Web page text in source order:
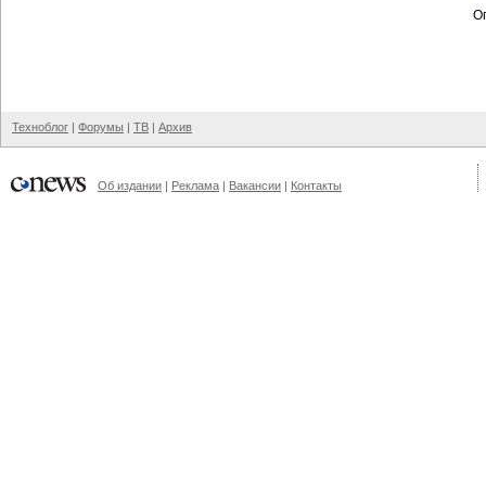
Техноблог | Форумы | ТВ | Архив
Об издании | Реклама | Вакансии | Контакты